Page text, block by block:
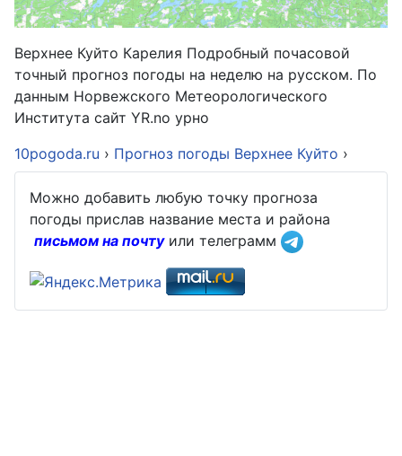
Верхнее Куйто Карелия Подробный почасовой
точный прогноз погоды на неделю на русском. По
данным Норвежского Метеорологического
Института сайт YR.no урно
10pogoda.ru › Прогноз погоды Верхнее Куйто ›
Можно добавить любую точку прогноза
погоды прислав название места и района
письмом на почтуили телеграмм